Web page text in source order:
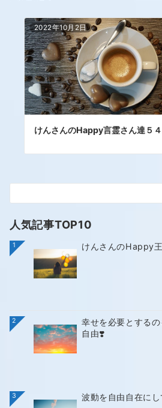
2022年10月2日
けんさんのHappy言霊さん達５４
人気記事TOP10
1 けんさんのHappy
2
幸せを必要とする
自由❣️
3 波動を自由自在に